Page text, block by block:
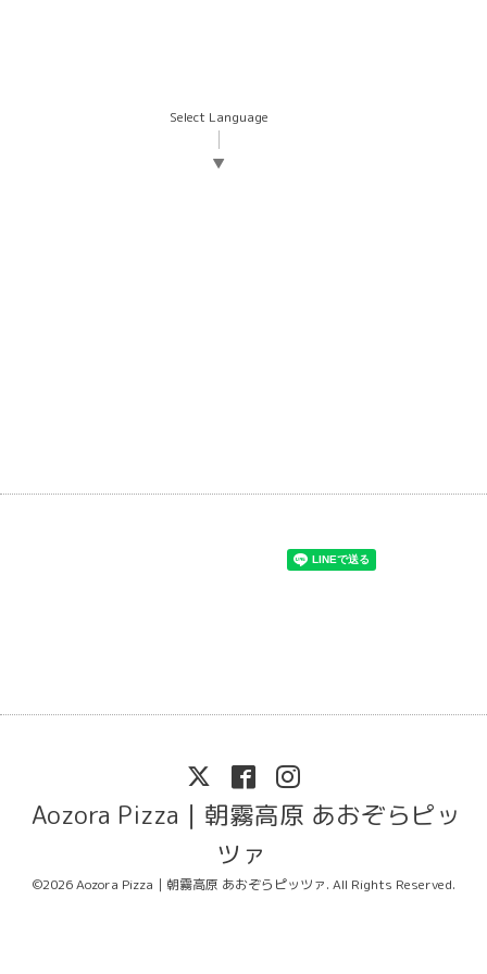
Select Language
▼
Aozora Pizza｜朝霧高原 あおぞらピッ
ツァ
©2026Aozora Pizza｜朝霧高原 あおぞらピッツァ. All Rights Reserved.